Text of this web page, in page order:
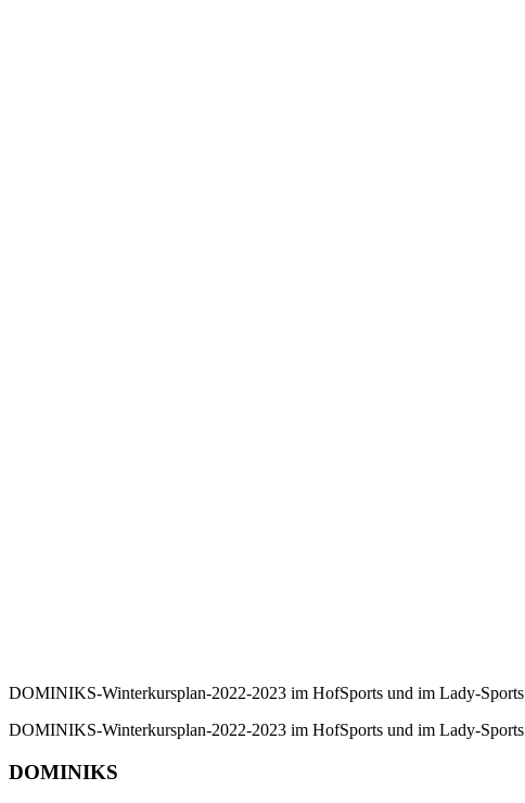
DOMINIKS-Winterkursplan-2022-2023 im HofSports und im Lady-Sports
DOMINIKS-Winterkursplan-2022-2023 im HofSports und im Lady-Sports
DOMINIKS